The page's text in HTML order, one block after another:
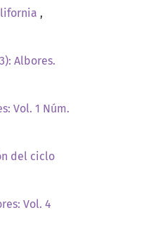
,
Albores.
Vol. 1 Núm.
del ciclo
Vol. 4